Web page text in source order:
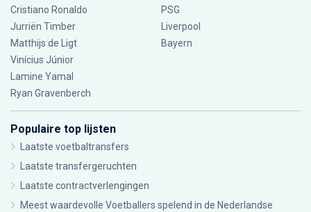
Cristiano Ronaldo
Jurriën Timber
Matthijs de Ligt
Vinícius Júnior
Lamine Yamal
Ryan Gravenberch
PSG
Liverpool
Bayern
Populaire top lijsten
Laatste voetbaltransfers
Laatste transfergeruchten
Laatste contractverlengingen
Meest waardevolle Voetballers spelend in de Nederlandse